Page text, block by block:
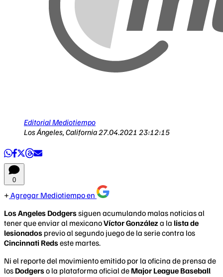
Editorial Mediotiempo
Los Ángeles, California27.04.2021 23:12:15
0
Agregar Mediotiempo en
Los Angeles Dodgerssiguen acumulando malas noticias al
tener que enviar al mexicanoVíctor González a la lista de
lesionados previo al segundo juego de la serie contra los
Cincinnati Redseste martes.
Ni el reporte del movimiento emitido por la oficina de prensa de
los Dodgerso la plataforma oficial de Major League Baseball